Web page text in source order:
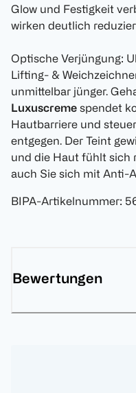
Glow und Festigkeit
wirken deutlich
Optische Verjüngung:
Lifting- &
unmittelbar jünger.
Luxuscreme spendet
Hautbarriere und
entgegen. Der Teint
und die Haut fühlt sich
auch Sie sich mit Anti-
BIPA-Artikelnummer:
Bewertungen